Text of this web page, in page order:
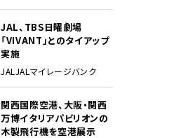
JAL、TBS日曜劇場
「VIVANT」とのタイアップ
実施
JAL JALマイレージバンク
関西国際空港、大阪・関西
万博イタリアパビリオンの
木製飛行機を空港展示